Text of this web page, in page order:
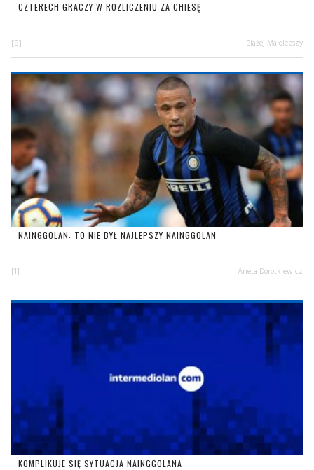
CZTERECH GRACZY W ROZLICZENIU ZA CHIESĘ
[8] Błażej Małolepszy
NAINGGOLAN: TO NIE BYŁ NAJLEPSZY NAINGGOLAN
[1] Aneta Dorotkiewicz
KOMPLIKUJE SIĘ SYTUACJA NAINGGOLANA